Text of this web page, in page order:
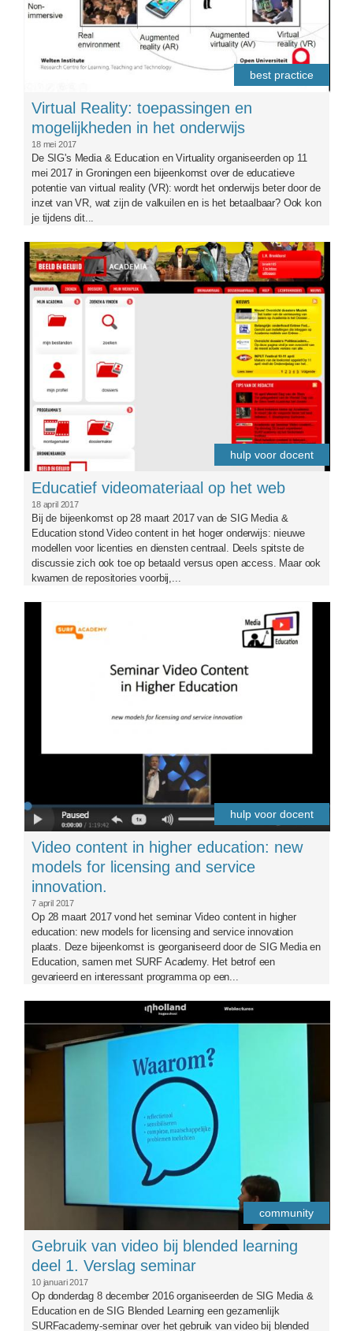
best practice
Virtual Reality: toepassingen en
mogelijkheden in het onderwijs
18 mei 2017
De SIG's Media & Education en Virtuality organiseerden op 11
mei 2017 in Groningen een bijeenkomst over de educatieve
potentie van virtual reality (VR): wordt het onderwijs beter door de
inzet van VR, wat zijn de valkuilen en is het betaalbaar? Ook kon
je tijdens dit...
academia.png
hulp voor docent
Educatief videomateriaal op het web
18 april 2017
Bij de bijeenkomst op 28 maart 2017 van de SIG Media &
Education stond Video content in het hoger onderwijs: nieuwe
modellen voor licenties en diensten centraal. Deels spitste de
discussie zich ook toe op betaald versus open access. Maar ook
kwamen de repositories voorbij,...
sigmaart2017.png
hulp voor docent
Video content in higher education: new
models for licensing and service
innovation.
7 april 2017
Op 28 maart 2017 vond het seminar Video content in higher
education: new models for licensing and service innovation
plaats. Deze bijeenkomst is georganiseerd door de SIG Media en
Education, samen met SURF Academy. Het betrof een
gevarieerd en interessant programma op een...
logosigme-aangepast2.png
community
Gebruik van video bij blended learning
deel 1. Verslag seminar
10 januari 2017
Op donderdag 8 december 2016 organiseerden de SIG Media &
Education en de SIG Blended Learning een gezamenlijk
SURFacademy-seminar over het gebruik van video bij blended